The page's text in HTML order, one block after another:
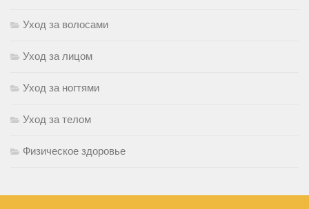
Уход за волосами
Уход за лицом
Уход за ногтями
Уход за телом
Физическое здоровье